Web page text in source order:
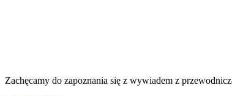
Zachęcamy do zapoznania się z wywiadem z